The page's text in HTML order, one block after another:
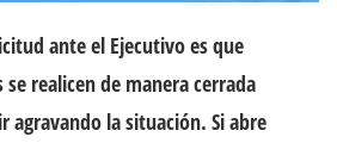
ante el Ejecutivo es que
se realicen de manera cerrada
agravando la situación. Si abre